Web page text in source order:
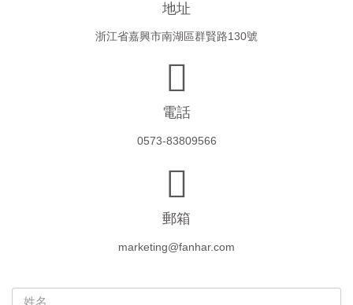
地址
浙江省嘉興市南湖區群賢路130號
電話
0573-83809566
郵箱
marketing@fanhar.com